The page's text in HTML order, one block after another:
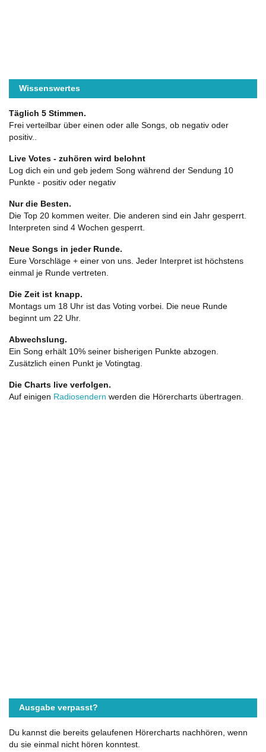
Wissenswertes
Täglich 5 Stimmen.
Frei verteilbar über einen oder alle Songs, ob negativ oder
positiv..
Live Votes - zuhören wird belohnt
Log dich ein und geb jedem Song während der Sendung 10
Punkte - positiv oder negativ
Nur die Besten.
Die Top 20 kommen weiter. Die anderen sind ein Jahr gesperrt.
Interpreten sind 4 Wochen gesperrt.
Neue Songs in jeder Runde.
Eure Vorschläge + einer von uns. Jeder Interpret ist höchstens
einmal je Runde vertreten.
Die Zeit ist knapp.
Montags um 18 Uhr ist das Voting vorbei. Die neue Runde
beginnt um 22 Uhr.
Abwechslung.
Ein Song erhält 10% seiner bisherigen Punkte abzogen.
Zusätzlich einen Punkt je Votingtag.
Die Charts live verfolgen.
Auf einigen Radiosendern werden die Hörercharts übertragen.
Ausgabe verpasst?
Du kannst die bereits gelaufenen Hörercharts nachhören, wenn
du sie einmal nicht hören konntest.